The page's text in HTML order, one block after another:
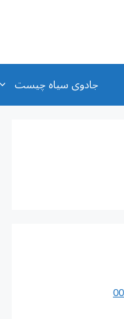
جادوی سیاه چیست